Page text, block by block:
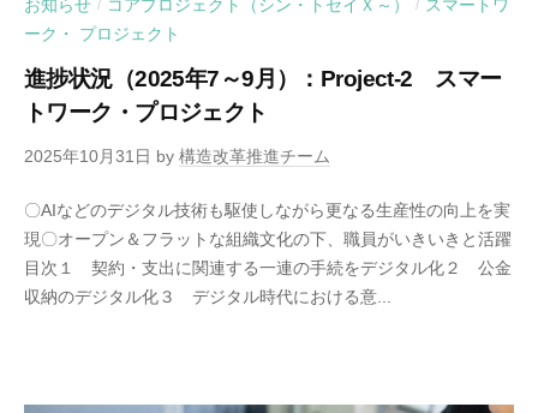
お知らせ / コアプロジェクト（シン・トセイＸ～） / スマートワ
ーク・ プロジェクト
進捗状況（2025年7～9月）：Project-2 スマー
トワーク・プロジェクト
2025年10月31日 by 構造改革推進チーム
〇AIなどのデジタル技術も駆使しながら更なる生産性の向上を実
現〇オープン＆フラットな組織文化の下、職員がいきいきと活躍
目次１ 契約・支出に関連する一連の手続をデジタル化２ 公金
収納のデジタル化３ デジタル時代における意...